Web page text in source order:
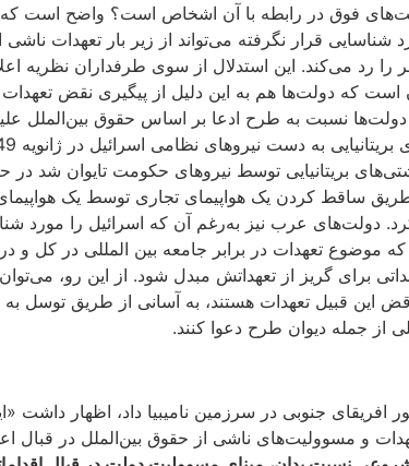
فوق در رابطه با آن اشخاص است؟ واضح است
قرار نگرفته می‌تواند از زیر بار تعهدات
رد می‌کند. این استدلال از سوی طرفداران نظریه
که دولت‌ها هم به این دلیل از پیگیری نقض
نسبت به طرح ادعا بر اساس حقوق بین‌الملل
به کشتی‌های بریتانیایی توسط نیروهای حکومت تایوان شد
ایالات متحده از طریق ساقط کردن یک هواپیمای تجاری توسط یک
عرب نیز به‌رغم آن که اسرائیل را مورد
که موضوع تعهدات در برابر جامعه بین المللی در کل
برای گریز از تعهداتش مبدل شود. از این رو، می‌توان
این قبیل تعهدات هستند، به آسانی از طریق توسل
از جمله دیوان طرح دعوا کنند.
حکم به عدم مشروعیت حضور افریقای جنوبی در سرزمین نامیبیا داد،
و مسوولیت‌های ناشی از حقوق بین‌الملل در قبال